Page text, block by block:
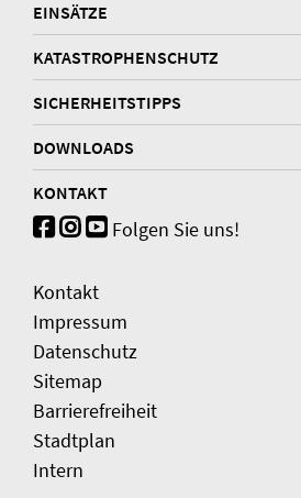
EINSÄTZE
KATASTROPHENSCHUTZ
SICHERHEITSTIPPS
DOWNLOADS
KONTAKT
Folgen Sie uns!
Kontakt
Impressum
Datenschutz
Sitemap
Barrierefreiheit
Stadtplan
Intern